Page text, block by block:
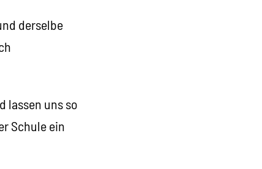
derselbe
lassen uns so
Schule ein